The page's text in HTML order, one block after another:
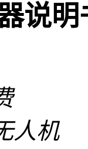
说明
人机